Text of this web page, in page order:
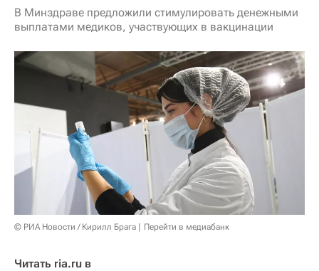
В Минздраве предложили стимулировать денежными
выплатами медиков, участвующих в вакцинации
© РИА Новости / Кирилл Брага Перейти в медиабанк
Читать ria.ru в